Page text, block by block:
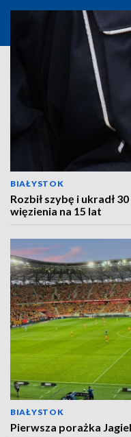
BIAŁYSTOK
Rozbił szybę i ukradł
więzienia na 15 lat
BIAŁYSTOK
Pierwsza porażka